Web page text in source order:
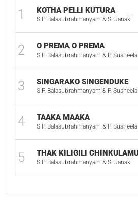
1 KOTHA PELLI KUTURA
S.P. Balasubrahmanyam & S. Janaki
2 O PREMA O PREMA
S.P. Balasubrahmanyam & P. Susheela
3 SINGARAKO SINGENDUKE
S.P. Balasubrahmanyam & P. Susheela
4 TAAKA MAAKA
S.P. Balasubrahmanyam & P. Susheela
5 THAK KILIGILI
S.P. Balasubrahmanyam & S. Janaki